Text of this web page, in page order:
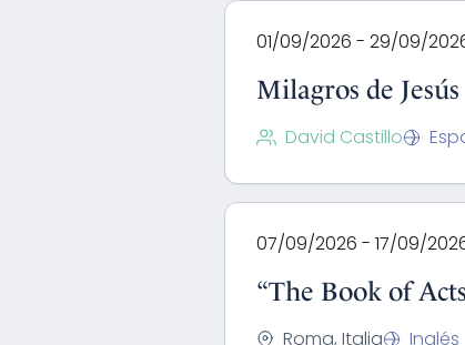
01/09/2026 - 29/09/2026
Milagros de Jesús
David Castillo
07/09/2026 - 17/09/2026
“The Book of
Roma, Italia Inglés